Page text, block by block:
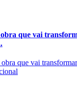
que vai